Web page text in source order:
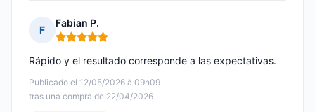
F
Fabian P.
Nota: 5 de 5
Publicado el 12/05/2026 à 09h09
tras una compra de 22/04/2026
Rápido y el resultado corresponde a las expectativas.